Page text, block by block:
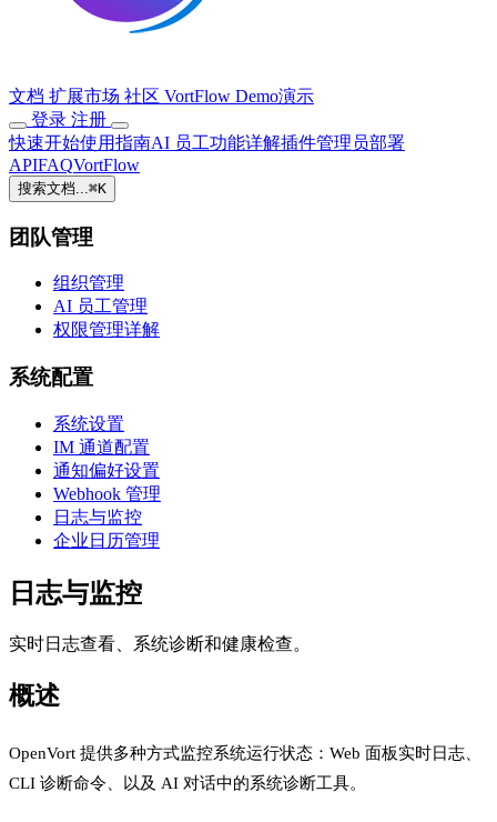
文档 扩展市场 社区 VortFlow Demo演示
登录 注册
快速开始使用指南AI 员工功能详解插件管理员部署
APIFAQVortFlow
搜索文档...⌘K
团队管理
组织管理
AI 员工管理
权限管理详解
系统配置
系统设置
IM 通道配置
通知偏好设置
Webhook 管理
日志与监控
企业日历管理
日志与监控
实时日志查看、系统诊断和健康检查。
概述
OpenVort 提供多种方式监控系统运行状态：Web 面板实时日志、
CLI 诊断命令、以及 AI 对话中的系统诊断工具。